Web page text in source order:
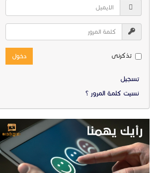
تذكرنى دخول
تسجيل
نسيت كلمة المرور ؟